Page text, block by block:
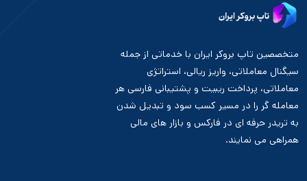
متخصصین تاپ بروکر ایران با خدماتی از جمله
سیگنال معاملاتی، واریز ریالی، استراتژی
معاملاتی، پرداخت ریبیت و پشتیبانی فارسی هر
معامله گر را در مسیر کسب سود و تبدیل شدن
به تریدر حرفه ای در فارکس و بازار های مالی
همراهی می نمایند.